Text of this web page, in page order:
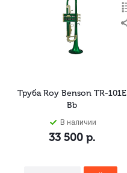
Труба Roy Benson TR-101E
Bb
В наличии
33 500 р.